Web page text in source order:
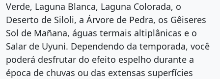
Verde, Laguna Blanca, Laguna Colorada, o
Deserto de Siloli, a Árvore de Pedra, os Gêiseres
Sol de Mañana, águas termais altiplânicas e o
Salar de Uyuni. Dependendo da temporada, você
poderá desfrutar do efeito espelho durante a
época de chuvas ou das extensas superfícies